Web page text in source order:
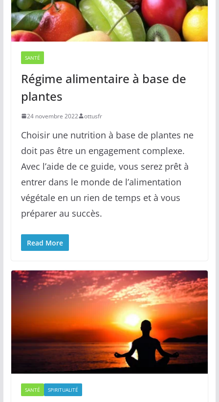
SANTÉ
Régime alimentaire à base de
plantes
24 novembre 2022 ottusfr
Choisir une nutrition à base de plantes ne
doit pas être un engagement complexe.
Avec l’aide de ce guide, vous serez prêt à
entrer dans le monde de l’alimentation
végétale en un rien de temps et à vous
préparer au succès.
Read More
SANTÉ SPIRITUALITÉ